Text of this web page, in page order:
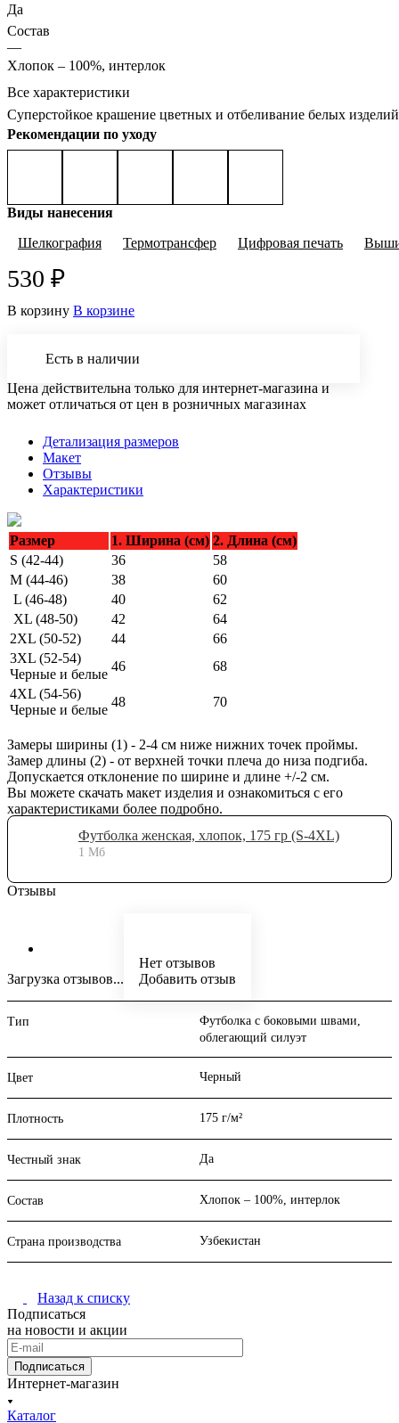
Да
Состав
—
Хлопок – 100%, интерлок
Все характеристики
Суперстойкое крашение цветных и отбеливание белых
Рекомендации по уходу
Виды нанесения
Шелкография
Термотрансфер Цифровая печать
530 ₽
В корзину В корзине
Есть в наличии
Цена действительна только для интернет-магазина и
может отличаться от цен в розничных магазинах
Детализация размеров
Макет
Отзывы
Характеристики
Размер 1. Ширина (см) 2. Длина (см)
S (42-44)
36
58
M (44-46)
38
60
L (46-48)
40
62
XL (48-50)
42
64
2XL (50-52)
44
66
3XL (52-54)
Черные и белые
46
68
4XL (54-56)
Черные и белые
48 70
Замеры ширины (1) - 2-4 см ниже нижних точек проймы.
Замер длины (2) - от верхней точки плеча до низа подгиба.
Допускается отклонение по ширине и длине +/-2 см.
Вы можете скачать макет изделия и ознакомиться с его
характеристиками более подробно.
Футболка женская, хлопок, 175 гр (S-4XL)
1 Мб
Отзывы
Загрузка отзывов...
Нет отзывов
Добавить отзыв
Тип
Футболка с боковыми швами,
облегающий силуэт
Цвет Черный
Плотность 175 г/м²
Честный знак Да
Состав Хлопок – 100%, интерлок
Страна производства Узбекистан
Назад к списку
Подписаться
на новости и акции
Подписаться
Интернет-магазин
Каталог